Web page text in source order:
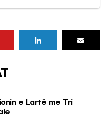
e Lartë me Tri